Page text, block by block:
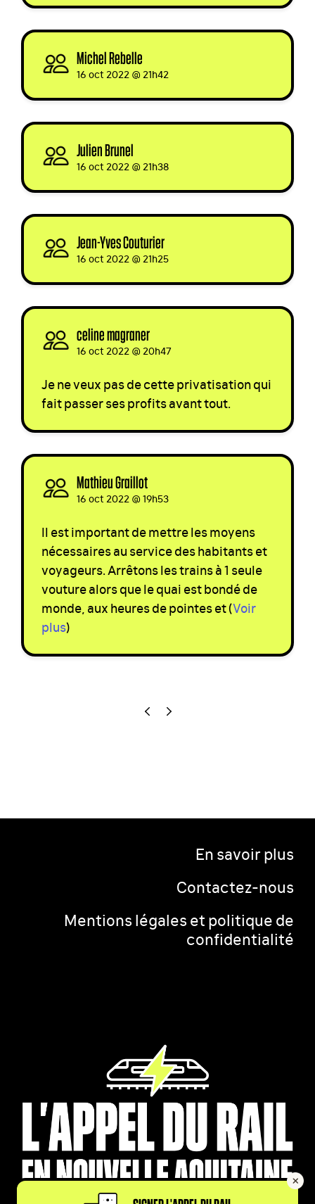
Michel Rebelle
16 oct 2022 @ 21h42
Julien Brunel
16 oct 2022 @ 21h38
Jean-Yves Couturier
16 oct 2022 @ 21h25
celine magraner
16 oct 2022 @ 20h47
Je ne veux pas de cette privatisation qui
fait passer ses profits avant tout.
Mathieu Graillot
16 oct 2022 @ 19h53
Il est important de mettre les moyens
nécessaires au service des habitants et
voyageurs. Arrêtons les trains à 1 seule
vouture alors que le quai est bondé de
monde, aux heures de pointes et(Voir
plus)
En savoir plus
Contactez-nous
Mentions légales et politique de
confidentialité